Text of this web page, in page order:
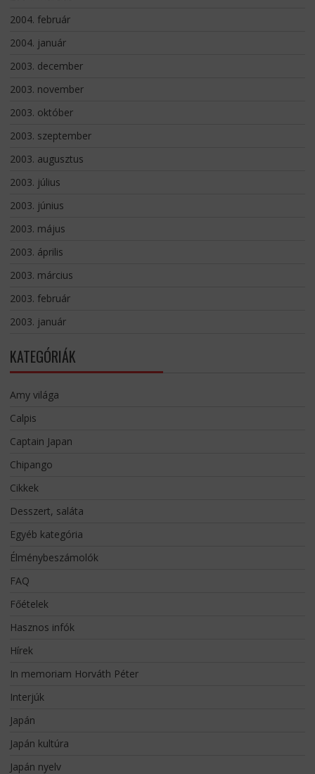
2004. február
2004. január
2003. december
2003. november
2003. október
2003. szeptember
2003. augusztus
2003. július
2003. június
2003. május
2003. április
2003. március
2003. február
2003. január
KATEGÓRIÁK
Amy világa
Calpis
Captain Japan
Chipango
Cikkek
Desszert, saláta
Egyéb kategória
Élménybeszámolók
FAQ
Főételek
Hasznos infók
Hírek
In memoriam Horváth Péter
Interjúk
Japán
Japán kultúra
Japán nyelv